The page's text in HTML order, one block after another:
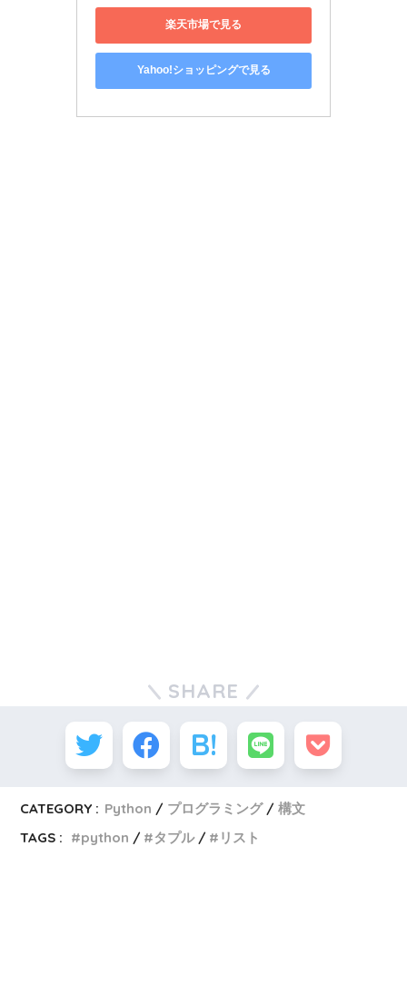
楽天市場で見る
Yahoo!ショッピングで見る
SHARE
CATEGORY : Python プログラミング
構文
TAGS :
python タプル リスト